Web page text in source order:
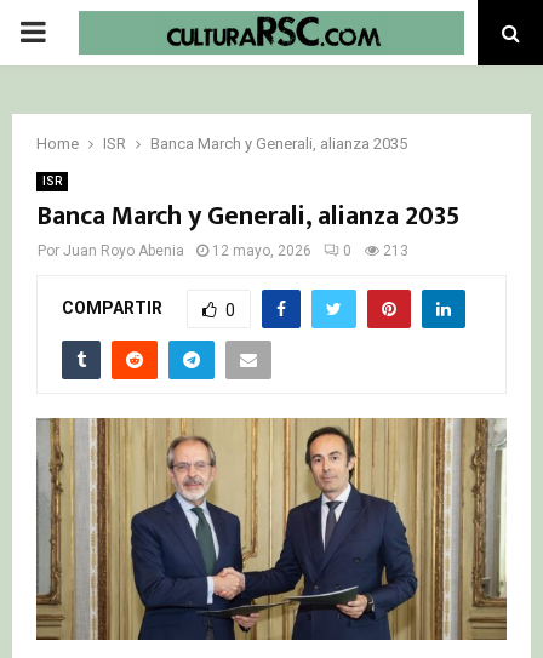
PRIMARY
Home ISR Banca March y Generali, alianza 2035
ISR
Banca March y Generali, alianza 2035
Por Juan Royo Abenia 12 mayo, 2026 0 213
COMPARTIR 0